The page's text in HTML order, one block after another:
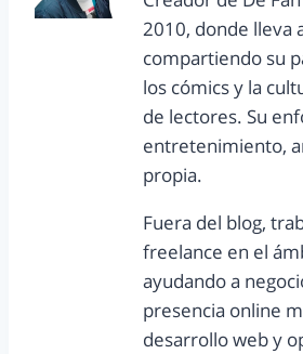
2010, donde lleva
compartiendo su
los cómics y la
de lectores. Su
entretenimiento,
propia.
Fuera del blog,
freelance en el
ayudando a
presencia online
desarrollo web y